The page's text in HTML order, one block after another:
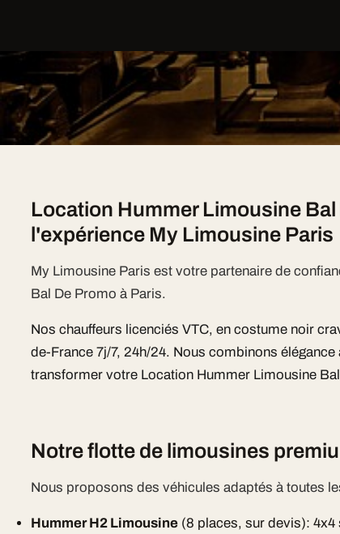
Découvrez le service exclusif
Location Hummer
à Paris
by My Limousine Paris: flotte premium 7j/
transparent sous 2h au
07 85 01 17 83.
Location Hummer Limousine
l'expérience My Limousine Paris
My Limousine Paris est votre partenaire de
Bal De Promo à Paris.
Nos chauffeurs licenciés VTC, en costume noir
de-France 7j/7, 24h/24. Nous combinons
transformer votre Location Hummer Limousine
Notre flotte de limousines
Nous proposons des véhicules adaptés à toutes
Hummer H2 Limousine (8 places, sur devis): 4x4